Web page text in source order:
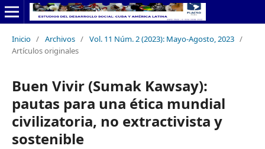
Inicio / Archivos / Vol. 11 Núm. 2 (2023): Mayo-Agosto, 2023 /
Artículos originales
Buen Vivir (Sumak Kawsay):
pautas para una ética mundial
civilizatoria, no extractivista y
sostenible